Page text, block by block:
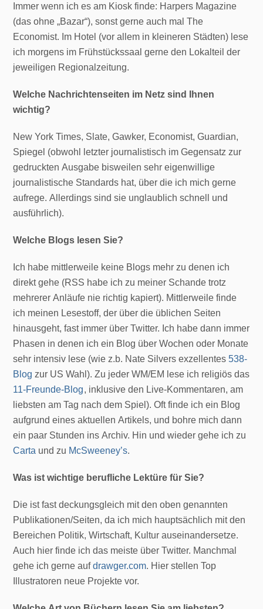
Immer wenn ich es am Kiosk finde: Harpers Magazine
(das ohne „Bazar“), sonst gerne auch mal The
Economist. Im Hotel (vor allem in kleineren Städten) lese
ich morgens im Frühstückssaal gerne den Lokalteil der
jeweiligen Regionalzeitung.
Welche Nachrichtenseiten im Netz sind Ihnen
wichtig?
New York Times, Slate, Gawker, Economist, Guardian,
Spiegel (obwohl letzter journalistisch im Gegensatz zur
gedruckten Ausgabe bisweilen sehr eigenwillige
journalistische Standards hat, über die ich mich gerne
aufrege. Allerdings sind sie unglaublich schnell und
ausführlich).
Welche Blogs lesen Sie?
Ich habe mittlerweile keine Blogs mehr zu denen ich
direkt gehe (RSS habe ich zu meiner Schande trotz
mehrerer Anläufe nie richtig kapiert). Mittlerweile finde
ich meinen Lesestoff, der über die üblichen Seiten
hinausgeht, fast immer über Twitter. Ich habe dann immer
Phasen in denen ich ein Blog über Wochen oder Monate
sehr intensiv lese (wie z.b. Nate Silvers exzellentes538-
Blog zur US Wahl). Zu jeder WM/EM lese ich religiös das
11-Freunde-Blog, inklusive den Live-Kommentaren, am
liebsten am Tag nach dem Spiel). Oft finde ich ein Blog
aufgrund eines aktuellen Artikels, und bohre mich dann
ein paar Stunden ins Archiv. Hin und wieder gehe ich zu
Carta und zu McSweeney’s.
Was ist wichtige berufliche Lektüre für Sie?
Die ist fast deckungsgleich mit den oben genannten
Publikationen/Seiten, da ich mich hauptsächlich mit den
Bereichen Politik, Wirtschaft, Kultur auseinandersetze.
Auch hier finde ich das meiste über Twitter. Manchmal
gehe ich gerne aufdrawger.com. Hier stellen Top
Illustratoren neue Projekte vor.